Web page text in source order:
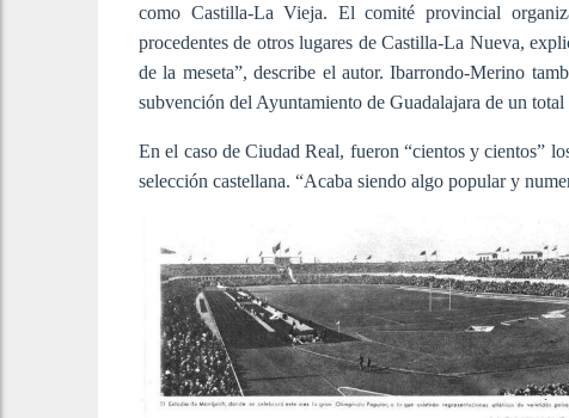
como Castilla-La Vieja. El comité provincial
procedentes de otros lugares de Castilla-La Nueva,
de la meseta”, describe el autor. Ibarrondo-Merino
subvención del Ayuntamiento de Guadalajara de un
En el caso de Ciudad Real, fueron “cientos y cientos”
selección castellana. “Acaba siendo algo popular y